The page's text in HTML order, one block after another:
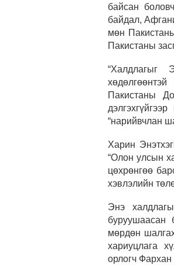
байсан
байдал,
мөн
Пакистаны
“Халдлагыг
Пакистаны
“нарийвчлан
Харин
“Олон улсын
цөхрөнгөө
хэвлэлийн
Энэ
буруушаасан
мөрдөн
хариуцлага
орлогч